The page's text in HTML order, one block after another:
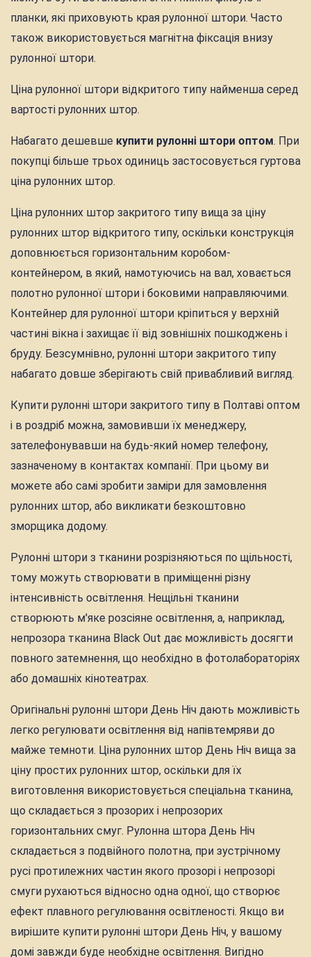
планки, які приховують края рулонної штори. Часто
також використовується магнітна фіксація внизу
рулонної штори.
Ціна рулонної штори відкритого типу найменша серед
вартості рулонних штор.
Набагато дешевше купити рулонні штори оптом. При
покупці більше трьох одиниць застосовується гуртова
ціна рулонних штор.
Ціна рулонних штор закритого типу вища за ціну
рулонних штор відкритого типу, оскільки конструкція
доповнюється горизонтальним коробом-
контейнером, в який, намотуючись на вал, ховається
полотно рулонної штори і боковими направляючими.
Контейнер для рулонної штори кріпиться у верхній
частині вікна і захищає її від зовнішніх пошкоджень і
бруду. Безсумнівно, рулонні штори закритого типу
набагато довше зберігають свій привабливий вигляд.
Купити рулонні штори закритого типу в Полтаві оптом
і в роздріб можна, замовивши їх менеджеру,
зателефонувавши на будь-який номер телефону,
зазначеному в контактах компанії. При цьому ви
можете або самі зробити заміри для замовлення
рулонних штор, або викликати безкоштовно
зморщика додому.
Рулонні штори з тканини розрізняються по щільності,
тому можуть створювати в приміщенні різну
інтенсивність освітлення. Нещільні тканини
створюють м'яке розсіяне освітлення, а, наприклад,
непрозора тканина Black Out дає можливість досягти
повного затемнення, що необхідно в фотолабораторіях
або домашніх кінотеатрах.
Оригінальні рулонні штори День Ніч дають можливість
легко регулювати освітлення від напівтемряви до
майже темноти. Ціна рулонних штор День Ніч вища за
ціну простих рулонних штор, оскільки для їх
виготовлення використовується спеціальна тканина,
що складається з прозорих і непрозорих
горизонтальних смуг. Рулонна штора День Ніч
складається з подвійного полотна, при зустрічному
русі протилежних частин якого прозорі і непрозорі
смуги рухаються відносно одна одної, що створює
ефект плавного регулювання освітленості. Якщо ви
вирішите купити рулонні штори День Ніч, у вашому
домі завжди буде необхідне освітлення. Вигідно